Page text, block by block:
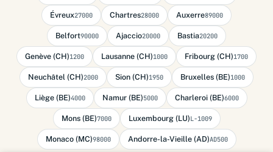
Évreux27000 Chartres28000 Auxerre89000
Belfort90000 Ajaccio20000 Bastia20200
Genève (CH)1200 Lausanne (CH)1000 Fribourg (CH)1700
Neuchâtel (CH)2000 Sion (CH)1950 Bruxelles (BE)1000
Liège (BE)4000 Namur (BE)5000 Charleroi (BE)6000
Mons (BE)7000 Luxembourg (LU)L-1009
Monaco (MC)98000 Andorre-la-Vieille (AD)AD500